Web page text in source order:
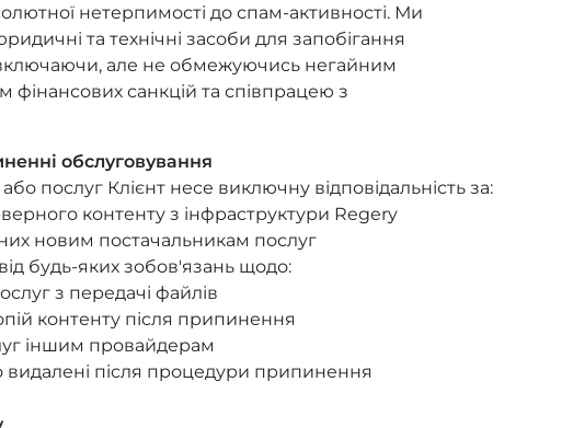
нетерпимості до спам-активності. Ми
та технічні засоби для запобігання
але не обмежуючись негайним
санкцій та співпрацею з
обслуговування
послуг Клієнт несе виключну відповідальність за:
контенту з інфраструктури Regery
новим постачальникам послуг
будь-яких зобов'язань щодо:
з передачі файлів
контенту після припинення
іншим провайдерам
видалені після процедури припинення